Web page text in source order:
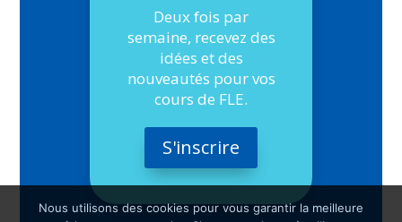
Deux fois par
semaine, recevez des
idées et des
nouveautés pour vos
cours de FLE.
S'inscrire
Nous utilisons des cookies pour vous garantir la meilleure